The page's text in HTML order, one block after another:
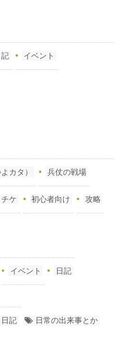
記 イベント
カタ） 兵仗の戦場
チケ 初心者向け 攻略
イベント 日記
日記 日常の出来事とか